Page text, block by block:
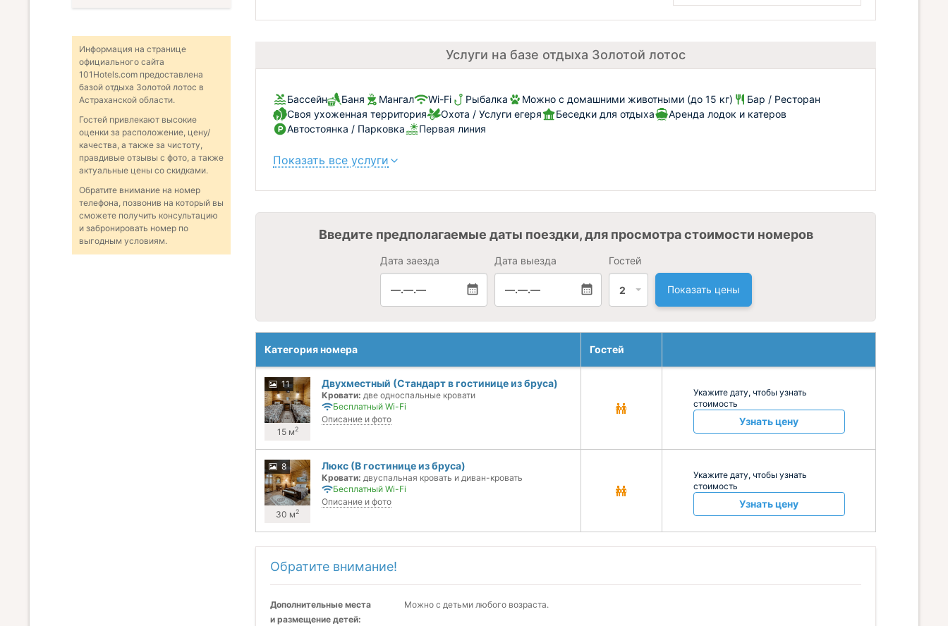
Услуги на базе отдыха Золотой лотос
Бассейн Баня Мангал Wi-Fi Рыбалка Можно с домашними животными (до 15 кг)
Бар / Ресторан
Своя ухоженная территория
Охота / Услуги егеря Беседки для отдыха
Аренда лодок и катеров
Автостоянка / Парковка
Первая линия
Показать все услуги
Введите предполагаемые даты поездки, для просмотра стоимости номеров
Дата заезда
—.—.—
Дата выезда
—.—.—
Гостей
2 Показать цены
Категория номера Гостей
11
15 м2
Двухместный (Стандарт в гостинице из бруса)
Кровати: две односпальные кровати
Бесплатный Wi-Fi
Описание и фото
Укажите дату, чтобы узнать
стоимость
Узнать цену
8
30 м2
Люкс (В гостинице из бруса)
Кровати: двуспальная кровать и диван-кровать
Бесплатный Wi-Fi
Описание и фото
Укажите дату, чтобы узнать
стоимость
Узнать цену
Обратите внимание!
Дополнительные места
и размещение детей:
Можно с детьми любого возраста.
Информация на странице
официального сайта
101Hotels.com предоставлена
базой отдыха Золотой лотос в
Астраханской области.
Гостей привлекают высокие
оценки за расположение, цену/
качества, а также за чистоту,
правдивые отзывы с фото, а также
актуальные цены со скидками.
Обратите внимание на номер
телефона, позвонив на который вы
сможете получить консультацию
и забронировать номер по
выгодным условиям.